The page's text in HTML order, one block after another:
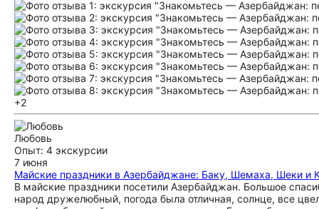
+2
Любовь
Опыт: 4 экскурсии
7 июня
Майские праздники в Азербайджане: Баку, Шемаха, Шеки и
В майские праздники посетили Азербайджан. Большое
народ дружелюбный, погода была отличная, солнце, все